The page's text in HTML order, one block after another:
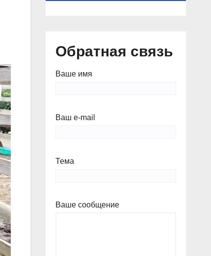
Обратная связь
Ваше имя
Ваш e-mail
Тема
Ваше сообщение